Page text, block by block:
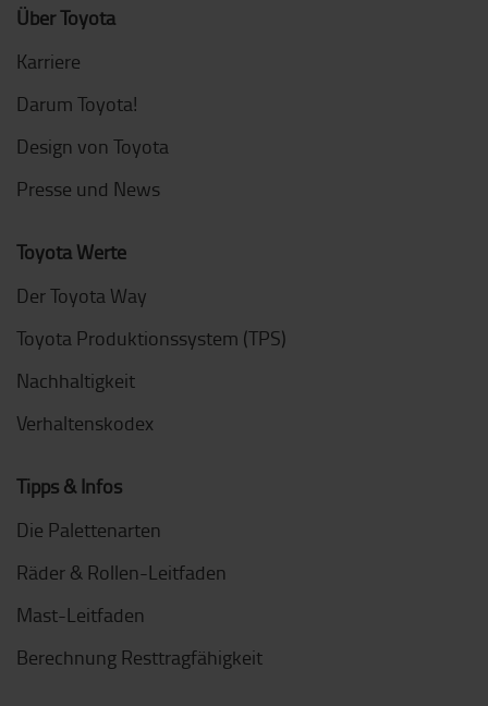
Über Toyota
Karriere
Darum Toyota!
Design von Toyota
Presse und News
Toyota Werte
Der Toyota Way
Toyota Produktionssystem (TPS)
Nachhaltigkeit
Verhaltenskodex
Tipps & Infos
Die Palettenarten
Räder & Rollen-Leitfaden
Mast-Leitfaden
Berechnung Resttragfähigkeit